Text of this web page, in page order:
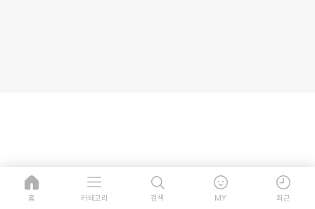
홈 카테고리 검색 MY 최근